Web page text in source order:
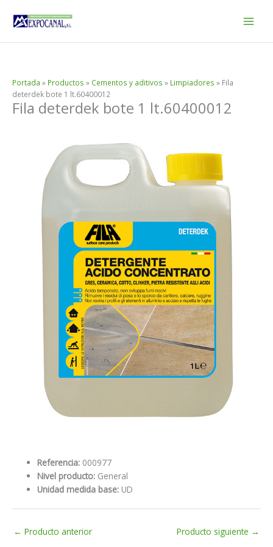
Portada » Productos » Cementos y aditivos » Limpiadores » Fila
deterdek bote 1 lt.60400012
Fila deterdek bote 1 lt.60400012
Referencia: 000977
Nivel producto: General
Unidad medida base: UD
← Producto anterior Producto siguiente →